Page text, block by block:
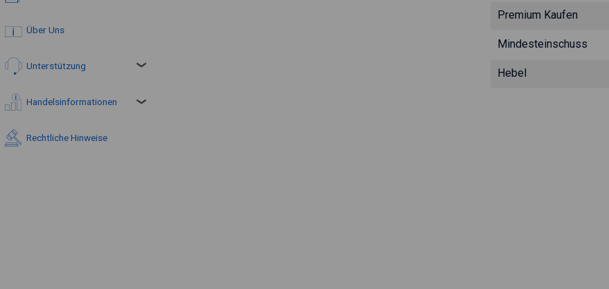
Über Uns
Unterstützung
Handelsinformationen
Rechtliche Hinweise
Premium Kaufen
Mindesteinschuss
Hebel